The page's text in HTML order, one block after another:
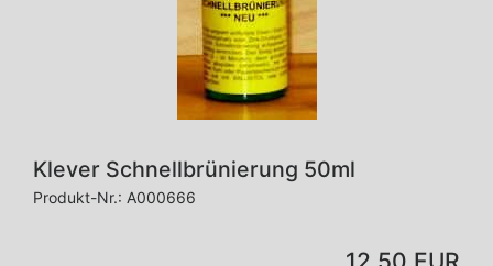
Klever Schnellbrünierung 50ml
Produkt-Nr.: A000666